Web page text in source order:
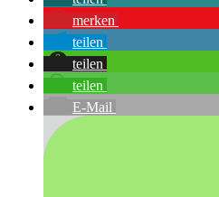
merken
teilen
teilen
teilen
E-Mail